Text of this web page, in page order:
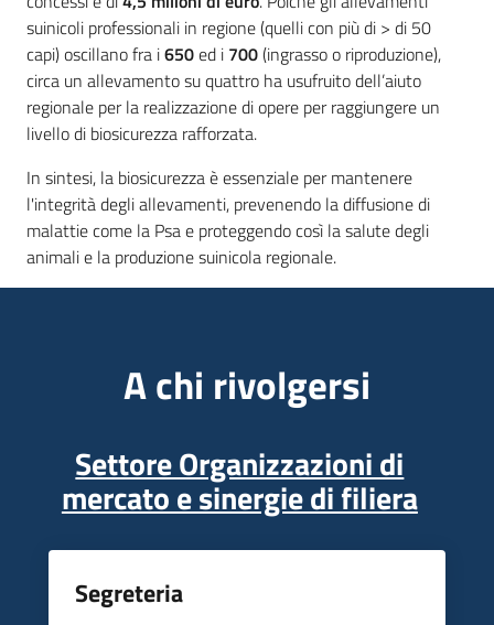
suinicoli professionali in regione (quelli con più di > di 50
capi) oscillano fra i650ed i 700(ingrasso o riproduzione),
circa un allevamento su quattro ha usufruito dell’aiuto
regionale per la realizzazione di opere per raggiungere un
livello di biosicurezza rafforzata.
In sintesi, la biosicurezza è essenziale per mantenere
l'integrità degli allevamenti, prevenendo la diffusione di
malattie come la Psa e proteggendo così la salute degli
animali e la produzione suinicola regionale.
A chi rivolgersi
Settore Organizzazioni di
mercato e sinergie di filiera
Segreteria